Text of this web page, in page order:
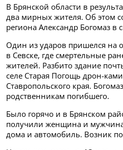
В Брянской области в
два мирных жителя. Об этом
региона Александр Богомаз в
Один из ударов пришелся на
в Севске, где смертельные
жителей. Разбито здание
селе Старая Погощь дрон-
Ставропольского края.
родственникам погибшего.
Было горячо и в Брянском
получили женщина и
дома и автомобиль. Возник